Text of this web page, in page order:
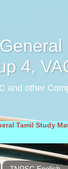
4,
and other
Study Material in